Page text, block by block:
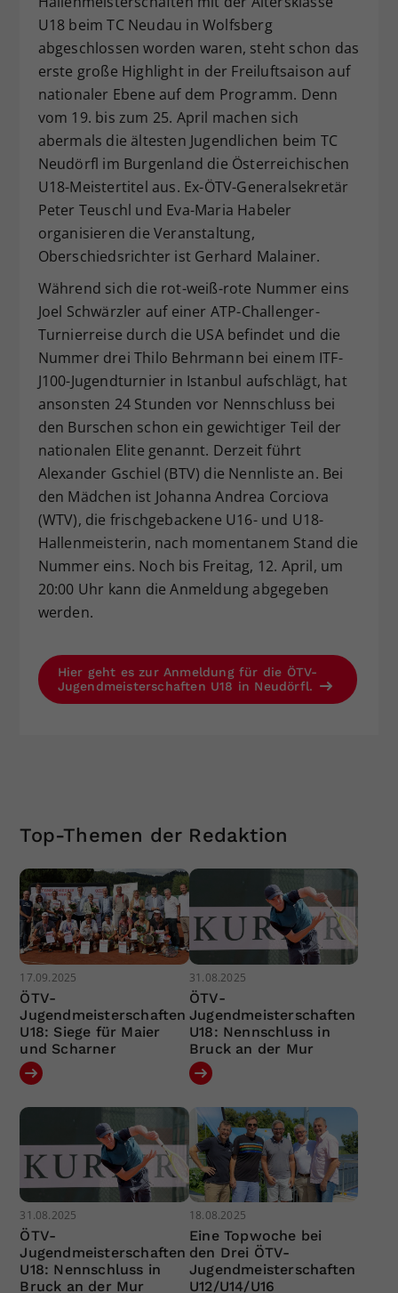
U18 beim TC Neudau in Wolfsberg
abgeschlossen worden waren, steht schon das
erste große Highlight in der Freiluftsaison auf
nationaler Ebene auf dem Programm. Denn
vom 19. bis zum 25. April machen sich
abermals die ältesten Jugendlichen beim TC
Neudörfl im Burgenland die Österreichischen
U18-Meistertitel aus. Ex-ÖTV-Generalsekretär
Peter Teuschl und Eva-Maria Habeler
organisieren die Veranstaltung,
Oberschiedsrichter ist Gerhard Malainer.
Während sich die rot-weiß-rote Nummer eins
Joel Schwärzler auf einer ATP-Challenger-
Turnierreise durch die USA befindet und die
Nummer drei Thilo Behrmann bei einem ITF-
J100-Jugendturnier in Istanbul aufschlägt, hat
ansonsten 24 Stunden vor Nennschluss bei
den Burschen schon ein gewichtiger Teil der
nationalen Elite genannt. Derzeit führt
Alexander Gschiel (BTV) die Nennliste an. Bei
den Mädchen ist Johanna Andrea Corciova
(WTV), die frischgebackene U16- und U18-
Hallenmeisterin, nach momentanem Stand die
Nummer eins. Noch bis Freitag, 12. April, um
20:00 Uhr kann die Anmeldung abgegeben
werden.
Hier geht es zur Anmeldung für die ÖTV-
Jugendmeisterschaften U18 in Neudörfl.
Top-Themen der Redaktion
17.09.2025
ÖTV-
Jugendmeisterschaften
U18: Siege für Maier
und Scharner
31.08.2025
ÖTV-
Jugendmeisterschaften
U18: Nennschluss in
Bruck an der Mur
31.08.2025
ÖTV-
Jugendmeisterschaften
U18: Nennschluss in
Bruck an der Mur
18.08.2025
Eine Topwoche bei
den Drei ÖTV-
Jugendmeisterschaften
U12/U14/U16
Zweck
Dieser Wert speichert Ihre Consent-
Einstellungen. Unter anderem eine
zufällig generierte ID, für die
historische Speicherung Ihrer
vorgenommen Einstellungen, falls der
Webseiten-Betreiber dies eingestellt
hat.